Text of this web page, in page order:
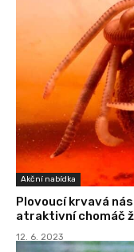
Akční nabídka
Plovoucí krvavá
atraktivní chomáč
12. 6. 2023